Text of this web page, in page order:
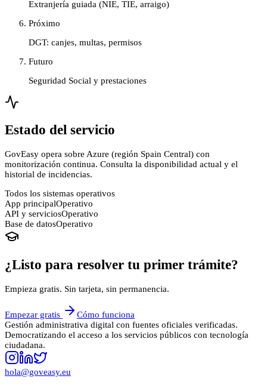
Extranjería guiada (NIE, TIE, arraigo)
Próximo
DGT: canjes, multas, permisos
Futuro
Seguridad Social y prestaciones
Estado del servicio
GovEasy opera sobre Azure (región Spain Central) con
monitorización continua. Consulta la disponibilidad actual y el
historial de incidencias.
Todos los sistemas operativos
App principalOperativo
API y serviciosOperativo
Base de datosOperativo
¿Listo para resolver tu primer trámite?
Empieza gratis. Sin tarjeta, sin permanencia.
Empezar gratis
Cómo funciona
Gestión administrativa digital con fuentes oficiales verificadas.
Democratizando el acceso a los servicios públicos con tecnología
ciudadana.
hola@goveasy.eu